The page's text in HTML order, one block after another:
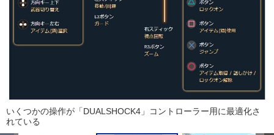
いくつかの操作が「DUALSHOCK4」コントローラー用に最適化さ
れている